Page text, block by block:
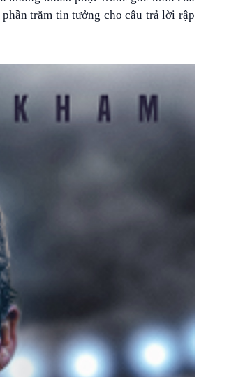
trăm tin tưởng cho câu trả lời rập